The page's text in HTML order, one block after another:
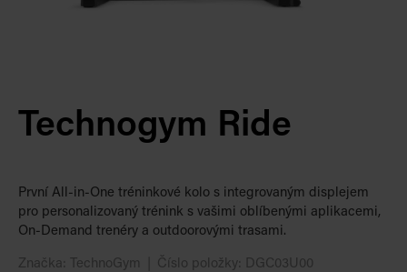
Technogym Ride
První All-in-One tréninkové kolo s integrovaným displejem
pro personalizovaný trénink s vašimi oblíbenými aplikacemi,
On-Demand trenéry a outdoorovými trasami.
Značka: TechnoGym Číslo položky:
DGC03U00